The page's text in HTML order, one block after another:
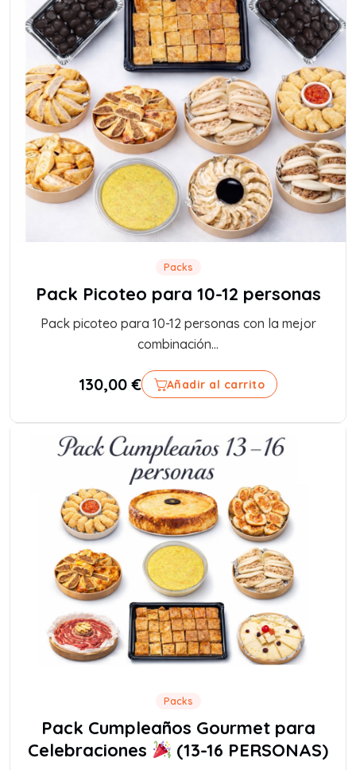
Packs
Pack Picoteo para 10-12 personas
Pack picoteo para 10-12 personas con la mejor
combinación...
130,00€ Añadir al carrito
Packs
Pack Cumpleaños Gourmet para
Celebraciones
(13-16 PERSONAS)